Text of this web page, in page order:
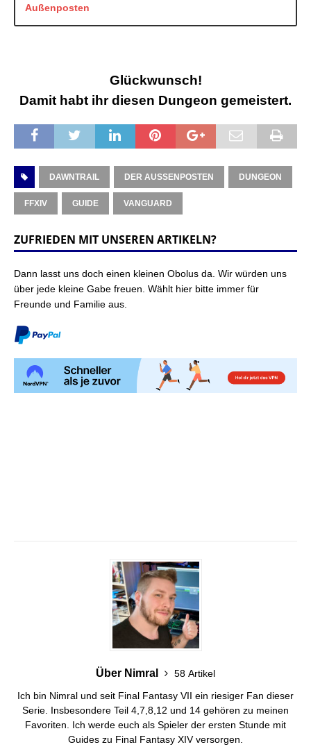
Außenposten
Glückwunsch!
Damit habt ihr diesen Dungeon gemeistert.
DAWNTRAIL DER AUSSENPOSTEN DUNGEON
FFXIV GUIDE VANGUARD
ZUFRIEDEN MIT UNSEREN ARTIKELN?
Dann lasst uns doch einen kleinen Obolus da. Wir würden uns
über jede kleine Gabe freuen. Wählt hier bitte immer für
Freunde und Familie aus.
Über Nimral
58 Artikel
Ich bin Nimral und seit Final Fantasy VII ein riesiger Fan dieser
Serie. Insbesondere Teil 4,7,8,12 und 14 gehören zu meinen
Favoriten. Ich werde euch als Spieler der ersten Stunde mit
Guides zu Final Fantasy XIV versorgen.